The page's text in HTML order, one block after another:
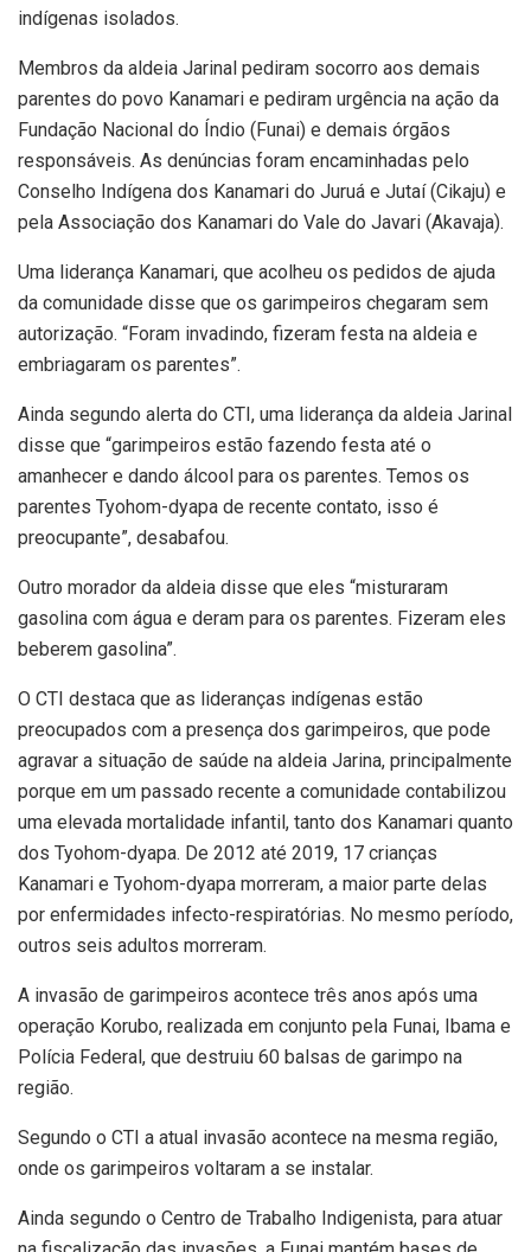
indígenas isolados.
Membros da aldeia Jarinal pediram socorro aos demais
parentes do povo Kanamari e pediram urgência na ação da
Fundação Nacional do Índio (Funai) e demais órgãos
responsáveis. As denúncias foram encaminhadas pelo
Conselho Indígena dos Kanamari do Juruá e Jutaí (Cikaju) e
pela Associação dos Kanamari do Vale do Javari (Akavaja).
Uma liderança Kanamari, que acolheu os pedidos de ajuda
da comunidade disse que os garimpeiros chegaram sem
autorização. “Foram invadindo, fizeram festa na aldeia e
embriagaram os parentes”.
Ainda segundo alerta do CTI, uma liderança da aldeia Jarinal
disse que “garimpeiros estão fazendo festa até o
amanhecer e dando álcool para os parentes. Temos os
parentes Tyohom-dyapa de recente contato, isso é
preocupante”, desabafou.
Outro morador da aldeia disse que eles “misturaram
gasolina com água e deram para os parentes. Fizeram eles
beberem gasolina”.
O CTI destaca que as lideranças indígenas estão
preocupados com a presença dos garimpeiros, que pode
agravar a situação de saúde na aldeia Jarina, principalmente
porque em um passado recente a comunidade contabilizou
uma elevada mortalidade infantil, tanto dos Kanamari quanto
dos Tyohom-dyapa. De 2012 até 2019, 17 crianças
Kanamari e Tyohom-dyapa morreram, a maior parte delas
por enfermidades infecto-respiratórias. No mesmo período,
outros seis adultos morreram.
A invasão de garimpeiros acontece três anos após uma
operação Korubo, realizada em conjunto pela Funai, Ibama e
Polícia Federal, que destruiu 60 balsas de garimpo na
região.
Segundo o CTI a atual invasão acontece na mesma região,
onde os garimpeiros voltaram a se instalar.
Ainda segundo o Centro de Trabalho Indigenista, para atuar